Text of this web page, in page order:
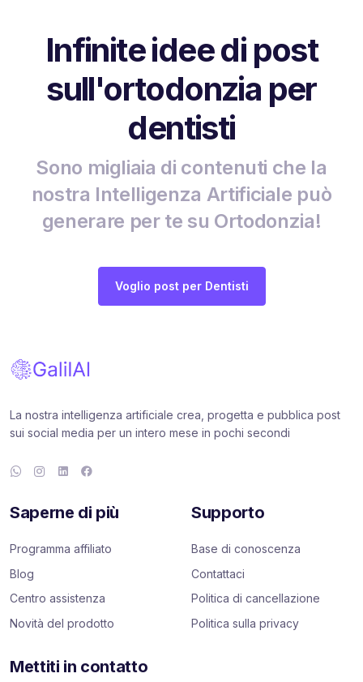
Infinite idee di post
sull'ortodonzia per
dentisti
Sono migliaia di contenuti che la
nostra Intelligenza Artificiale può
generare per te su Ortodonzia!
Voglio post per Dentisti
La nostra intelligenza artificiale crea, progetta e pubblica post
sui social media per un intero mese in pochi secondi
Saperne di più
Programma affiliato
Blog
Centro assistenza
Novità del prodotto
Supporto
Base di conoscenza
Contattaci
Politica di cancellazione
Politica sulla privacy
Mettiti in contatto